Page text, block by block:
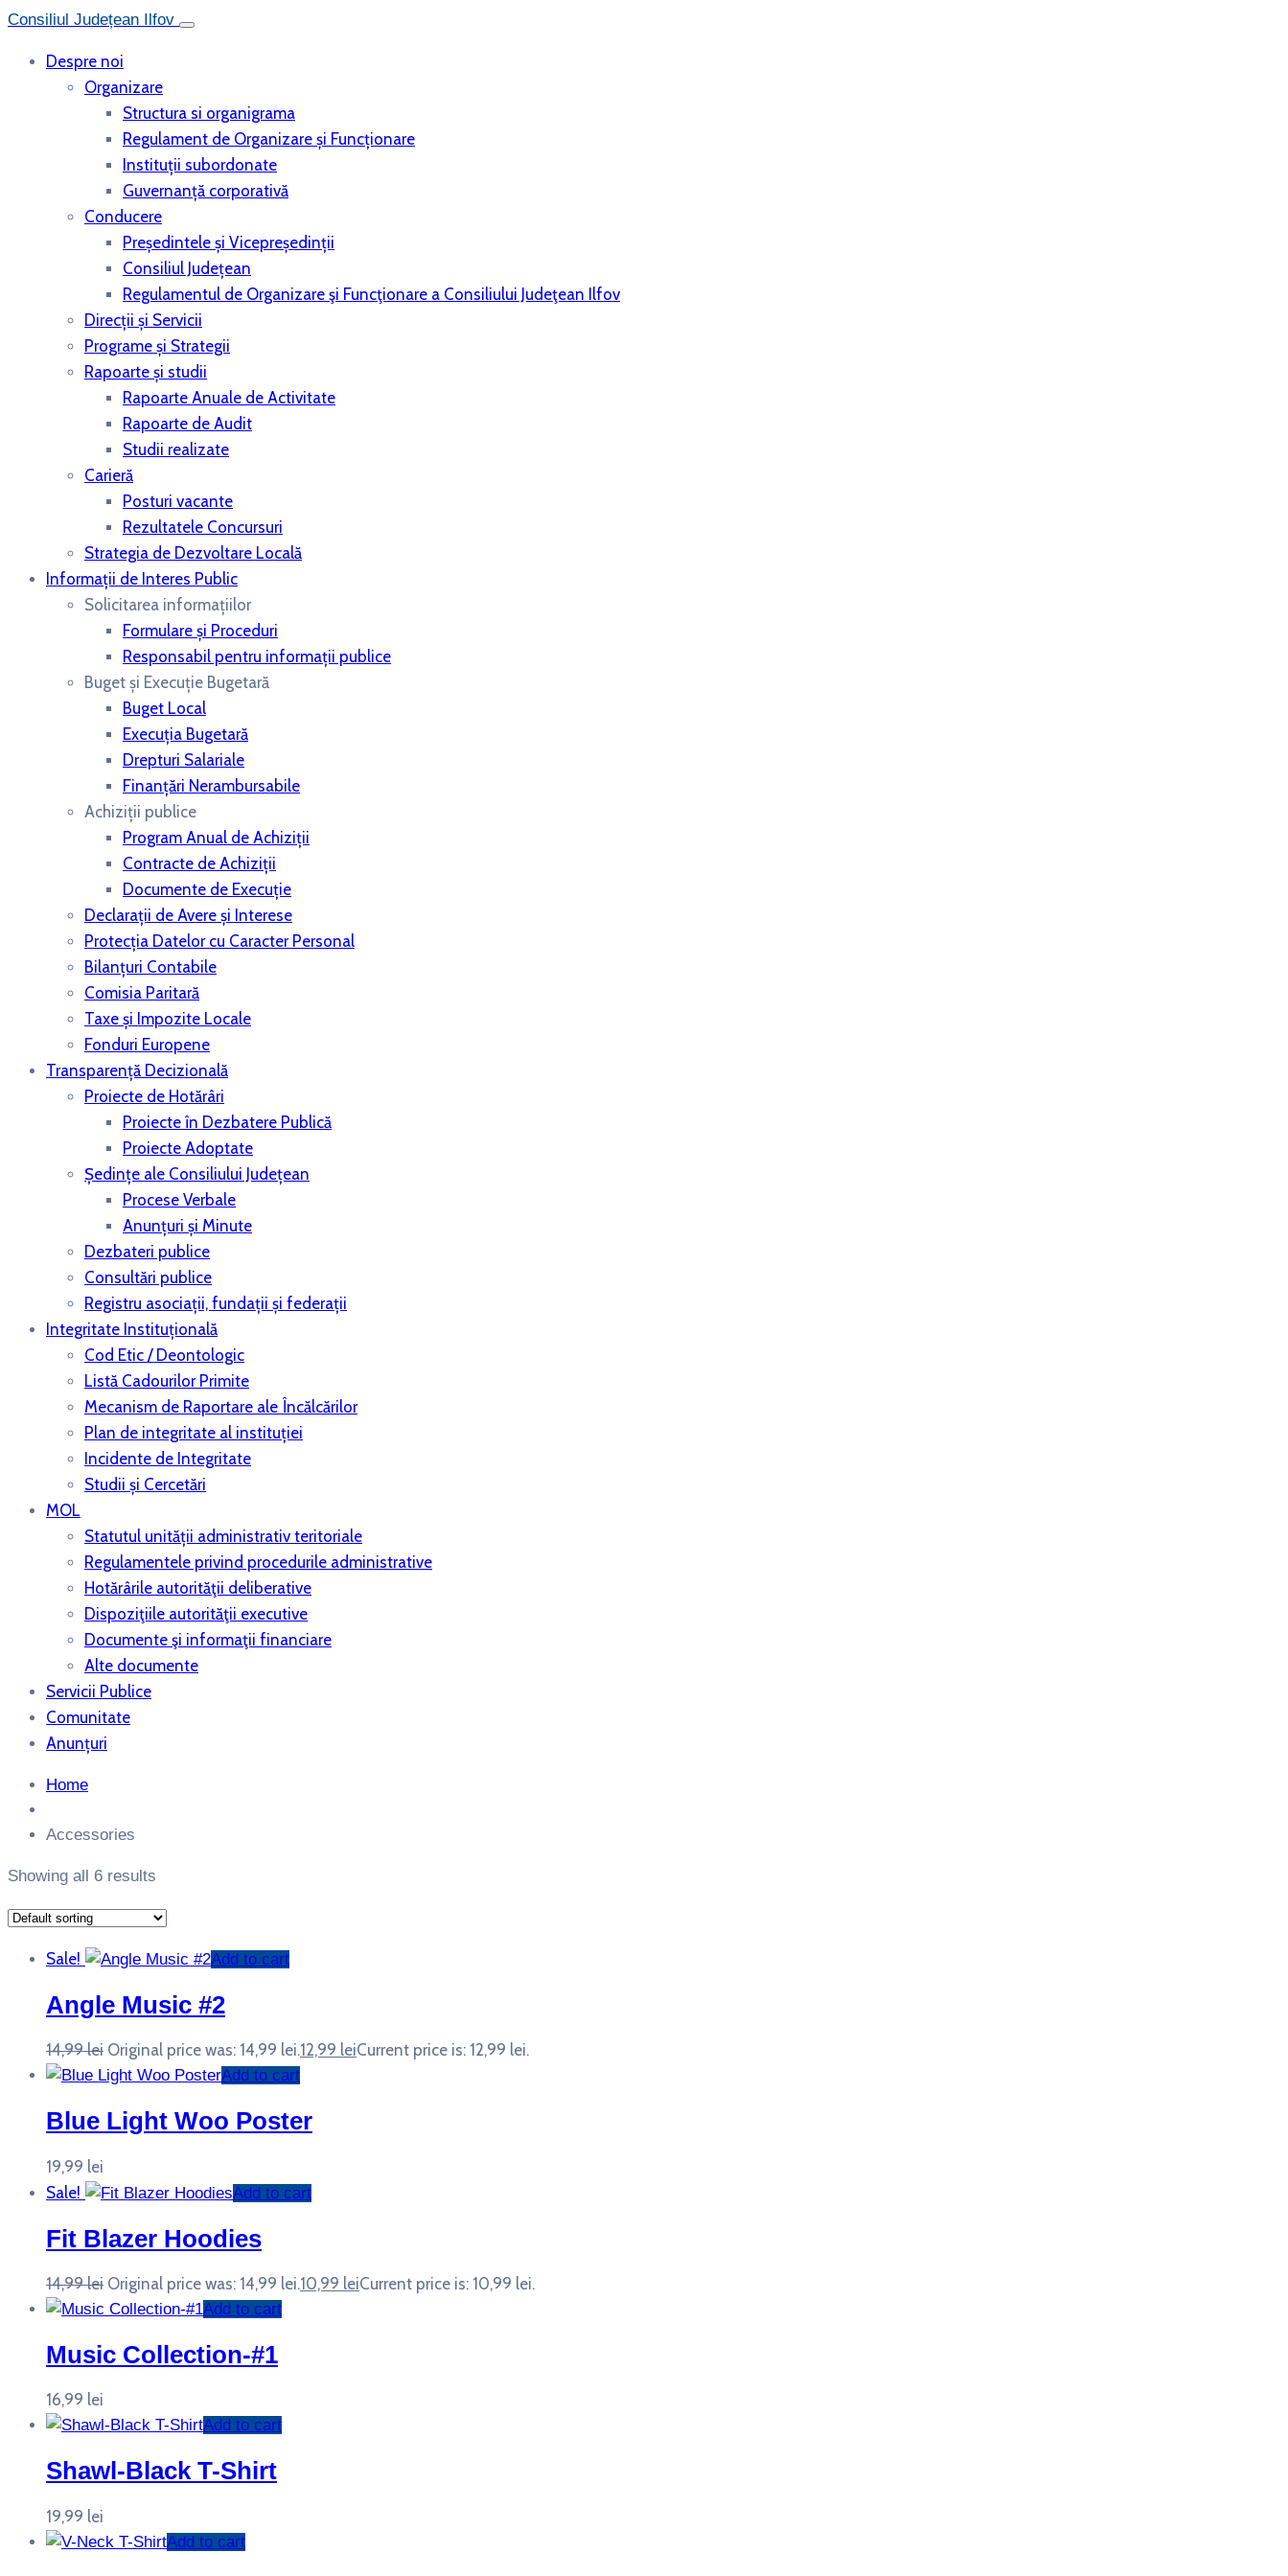
Consiliul Județean Ilfov
Despre noi
Organizare
Structura si organigrama
Regulament de Organizare și Funcționare
Instituții subordonate
Guvernanță corporativă
Conducere
Președintele și Vicepreședinții
Consiliul Județean
Regulamentul de Organizare şi Funcţionare a Consiliului Judeţean Ilfov
Direcții și Servicii
Programe și Strategii
Rapoarte și studii
Rapoarte Anuale de Activitate
Rapoarte de Audit
Studii realizate
Carieră
Posturi vacante
Rezultatele Concursuri
Strategia de Dezvoltare Locală
Informații de Interes Public
Solicitarea informațiilor
Formulare și Proceduri
Responsabil pentru informații publice
Buget și Execuție Bugetară
Buget Local
Execuția Bugetară
Drepturi Salariale
Finanțări Nerambursabile
Achiziții publice
Program Anual de Achiziții
Contracte de Achiziții
Documente de Execuție
Declarații de Avere și Interese
Protecția Datelor cu Caracter Personal
Bilanțuri Contabile
Comisia Paritară
Taxe și Impozite Locale
Fonduri Europene
Transparență Decizională
Proiecte de Hotărâri
Proiecte în Dezbatere Publică
Proiecte Adoptate
Ședințe ale Consiliului Județean
Procese Verbale
Anunțuri și Minute
Dezbateri publice
Consultări publice
Registru asociații, fundații și federații
Integritate Instituțională
Cod Etic / Deontologic
Listă Cadourilor Primite
Mecanism de Raportare ale Încălcărilor
Plan de integritate al instituției
Incidente de Integritate
Studii și Cercetări
MOL
Statutul unității administrativ teritoriale
Regulamentele privind procedurile administrative
Hotărârile autorităţii deliberative
Dispoziţiile autorităţii executive
Documente şi informaţii financiare
Alte documente
Servicii Publice
Comunitate
Anunțuri
Home
Accessories
Showing all 6 results
Sale! Add to cart
Angle Music #2
14,99lei Original price was: 14,99 lei.12,99 leiCurrent price is: 12,99 lei.
Add to cart
Blue Light Woo Poster
19,99 lei
Sale!
Add to cart
Fit Blazer Hoodies
14,99lei Original price was: 14,99 lei.10,99 leiCurrent price is: 10,99 lei.
Add to cart
Music Collection-#1
16,99 lei
Add to cart
Shawl-Black T-Shirt
19,99 lei
Add to cart